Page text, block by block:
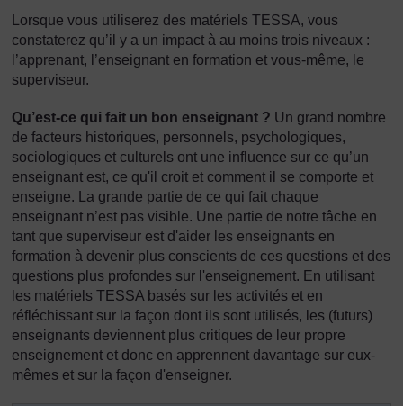
Lorsque vous utiliserez des matériels TESSA, vous
constaterez qu’il y a un impact à au moins trois niveaux :
l’apprenant, l’enseignant en formation et vous-même, le
superviseur.
Qu’est-ce qui fait un bon enseignant ? Un grand nombre
de facteurs historiques, personnels, psychologiques,
sociologiques et culturels ont une influence sur ce qu’un
enseignant est, ce qu'il croit et comment il se comporte et
enseigne. La grande partie de ce qui fait chaque
enseignant n’est pas visible. Une partie de notre tâche en
tant que superviseur est d'aider les enseignants en
formation à devenir plus conscients de ces questions et des
questions plus profondes sur l'enseignement. En utilisant
les matériels TESSA basés sur les activités et en
réfléchissant sur la façon dont ils sont utilisés, les (futurs)
enseignants deviennent plus critiques de leur propre
enseignement et donc en apprennent davantage sur eux-
mêmes et sur la façon d'enseigner.